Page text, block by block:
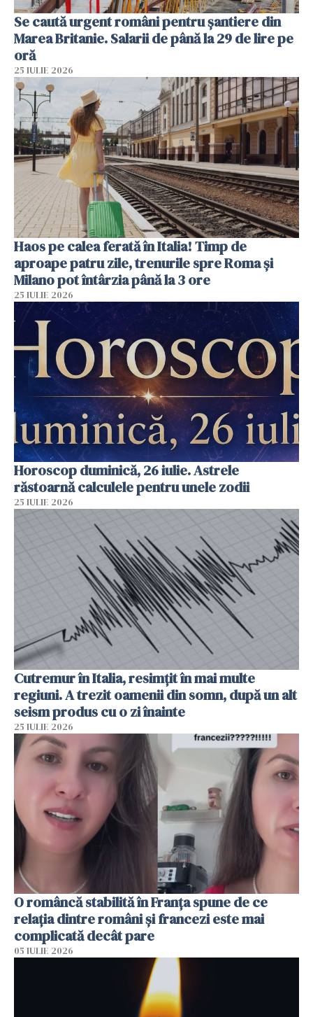
Se caută urgent români pentru șantiere din
Marea Britanie. Salarii de până la 29 de lire pe
oră
25 IULIE 2026
Haos pe calea ferată în Italia! Timp de
aproape patru zile, trenurile spre Roma și
Milano pot întârzia până la 3 ore
25 IULIE 2026
Horoscop duminică, 26 iulie. Astrele
răstoarnă calculele pentru unele zodii
25 IULIE 2026
Cutremur în Italia, resimțit în mai multe
regiuni. A trezit oamenii din somn, după un alt
seism produs cu o zi înainte
25 IULIE 2026
O româncă stabilită în Franța spune de ce
relația dintre români și francezi este mai
complicată decât pare
05 IULIE 2026